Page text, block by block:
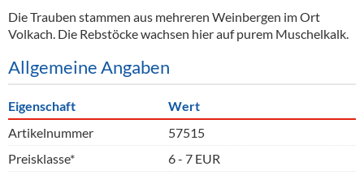
Die Trauben stammen aus mehreren Weinbergen im Ort
Volkach. Die Rebstöcke wachsen hier auf purem Muschelkalk.
Allgemeine Angaben
Eigenschaft
Wert
Artikelnummer
57515
Preisklasse*
6 - 7 EUR